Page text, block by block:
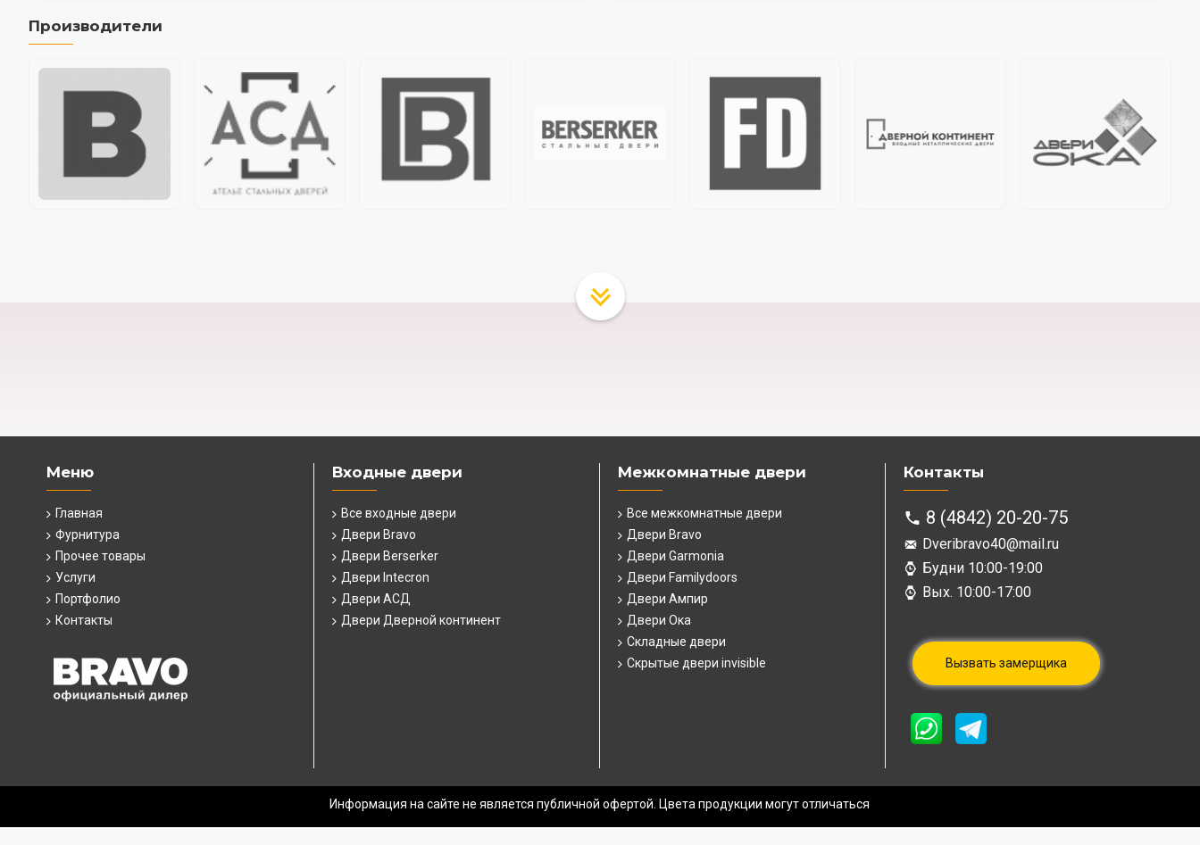
Производители
Меню
Главная
Фурнитура
Прочее товары
Услуги
Портфолио
Контакты
Входные двери
Все входные двери
Двери Bravo
Двери Berserker
Двери Intecron
Двери АСД
Двери Дверной континент
Межкомнатные двери
Все межкомнатные двери
Двери Bravo
Двери Garmonia
Двери Familydoors
Двери Ампир
Двери Ока
Складные двери
Скрытые двери invisible
Контакты
8 (4842) 20-20-75
Dveribravo40@mail.ru
Будни 10:00-19:00
Вых. 10:00-17:00
Вызвать замерщика
Информация на сайте не является публичной офертой. Цвета продукции могут отличаться